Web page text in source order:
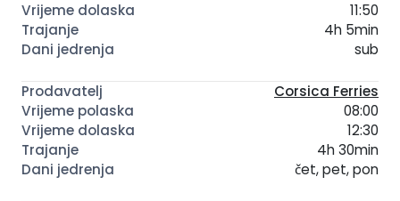
11:50
4h 5min
sub
Corsica Ferries
08:00
12:30
4h 30min
čet, pet, pon